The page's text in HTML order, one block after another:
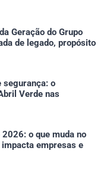
Geração do Grupo
de legado, propósito
segurança: o
Verde nas
o que muda no
empresas e